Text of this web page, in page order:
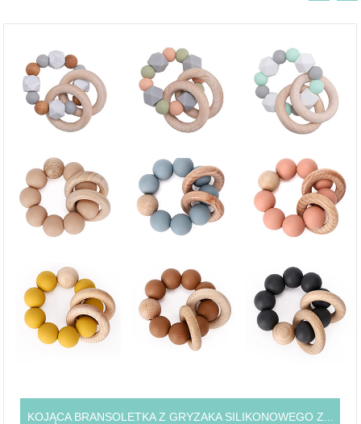
KOJĄCA BRANSOLETKA Z GRYZAKA SILIKONOWEGO Z...